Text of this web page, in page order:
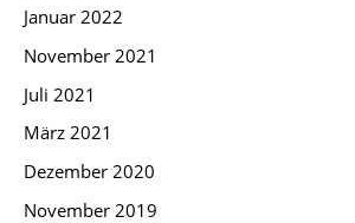
Januar 2022
November 2021
Juli 2021
März 2021
Dezember 2020
November 2019